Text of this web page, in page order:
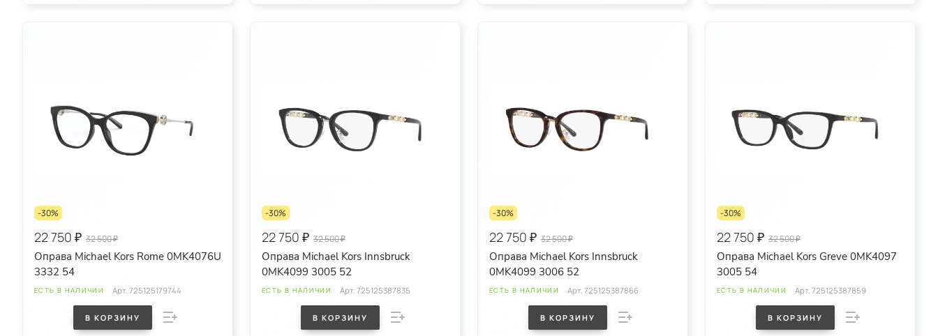
-30%
22 750 ₽ 32 500 ₽
Оправа Michael Kors Rome 0MK4076U
3332 54
ЕСТЬ В НАЛИЧИИ Арт.725125179744
В КОРЗИНУ
-30%
22 750 ₽ 32 500 ₽
Оправа Michael Kors Innsbruck
0MK4099 3005 52
ЕСТЬ В НАЛИЧИИ Арт.725125387835
В КОРЗИНУ
-30%
22 750 ₽ 32 500 ₽
Оправа Michael Kors Innsbruck
0MK4099 3006 52
ЕСТЬ В НАЛИЧИИ Арт.725125387866
В КОРЗИНУ
-30%
22 750 ₽ 32 500 ₽
Оправа Michael Kors Greve 0MK4097
3005 54
ЕСТЬ В НАЛИЧИИ Арт.725125387859
В КОРЗИНУ